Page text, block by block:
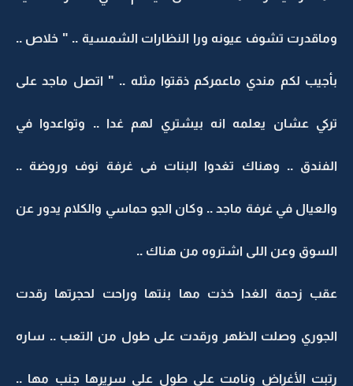
وماقدرت تشوف عيونه ورا النظارات الشمسية .. " خلاص ..
بأجيب لكم مندي ماعمركم ذقتوا مثله .. " اتصل ماجد على
تركي عشان يعلمه انه بيشتري لهم غدا .. وتواعدوا في
الفندق .. وهناك تغدوا البنات فى غرفة نوف وروضة ..
والعيال في غرفة ماجد .. وكان الجو حماسي والكلام يدور عن
السوق وعن اللى اشتروه من هناك ..
عقب زحمة الغدا خذت مها بنتها وراحت لحجرتها رقدت
الجوري وصلت الظهر ورقدت على طول من التعب .. ساره
رتبت الأغراض ونامت على طول على سريرها جنب مها ..